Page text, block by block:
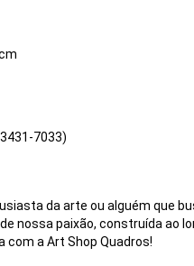
7033)
da arte ou alguém que
nossa paixão, construída ao
com a Art Shop Quadros!